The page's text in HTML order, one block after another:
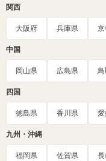
関西
大阪府 兵庫県
中国
岡山県 広島県
四国
徳島県 香川県
九州・沖縄
福岡県 佐賀県